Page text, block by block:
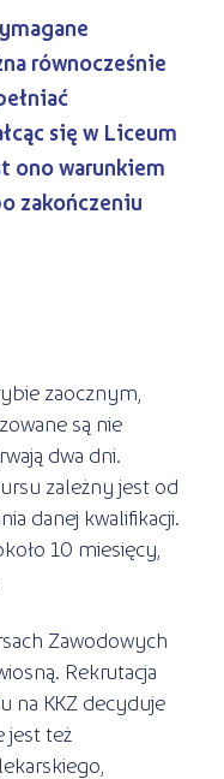
równocześnie
się w Liceum
ono warunkiem
zakończeniu
zaocznym,
są nie
dwa dni.
zależny jest od
danej kwalifikacji.
10 miesięcy,
Zawodowych
Rekrutacja
na KKZ decyduje
jest też